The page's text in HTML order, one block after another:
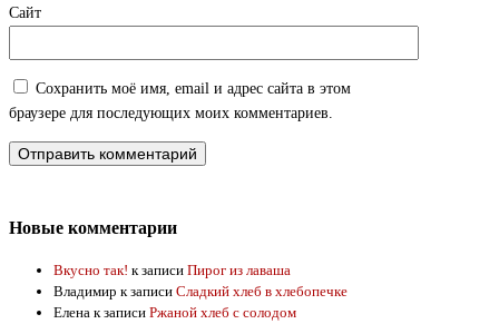
Сайт
Сохранить моё имя, email и адрес сайта в этом
браузере для последующих моих комментариев.
Новые комментарии
Вкусно так! к записи Пирог из лаваша
Владимир к записи Сладкий хлеб в хлебопечке
Елена к записи Ржаной хлеб с солодом